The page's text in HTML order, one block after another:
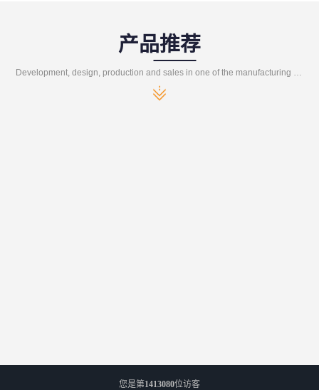
产品推荐
Development, design, production and sales in one of the manufacturing enterprises
您是第1413080位访客